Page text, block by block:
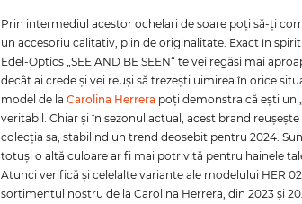
Prin intermediul acestor ochelari de soare poţi să-ţi
un accesoriu calitativ, plin de originalitate. Exact în
Edel-Optics „SEE AND BE SEEN“ te vei regăsi mai
decât ai crede şi vei reuşi să trezeşti uimirea în orice
model de laCarolina Herrera poţi demonstra că eşti un
veritabil. Chiar şi în sezonul actual, acest brand
colecţia sa, stabilind un trend deosebit pentru 2024.
totuşi o altă culoare ar fi mai potrivită pentru hainele
Atunci verifică şi celelalte variante ale modelului HER
sortimentul nostru de la Carolina Herrera, din 2023 şi